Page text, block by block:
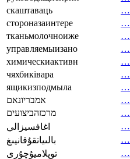
скаштаваць
…
стороназаинтере
…
тканьмолочноиже
…
управляемыизано
…
химическиактивн
…
чяхбиківара
…
ящикизподмыла
…
אמבריונאם
…
מרכזהביצועים
…
اغافسيزالي
…
بالىياتقۇقانيىغ
…
توپلاميۇچۇرى
…